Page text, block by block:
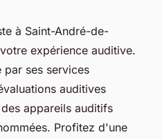
à
cubzac
de lecture
à Saint-André-de-
expérience auditive.
par ses services
auditives
appareils auditifs
Profitez d'une